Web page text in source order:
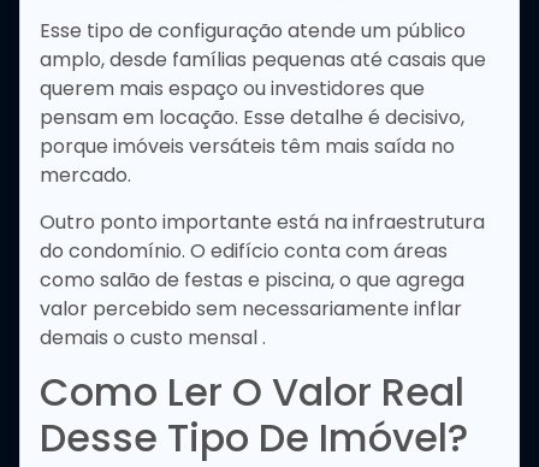
Esse tipo de configuração atende um público
amplo, desde famílias pequenas até casais que
querem mais espaço ou investidores que
pensam em locação. Esse detalhe é decisivo,
porque imóveis versáteis têm mais saída no
mercado.
Outro ponto importante está na infraestrutura
do condomínio. O edifício conta com áreas
como salão de festas e piscina, o que agrega
valor percebido sem necessariamente inflar
demais o custo mensal .
Como Ler O Valor Real
Desse Tipo De Imóvel?